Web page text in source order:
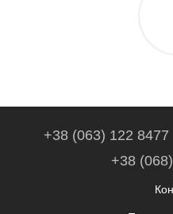
+38 (063) 122 8477
+38